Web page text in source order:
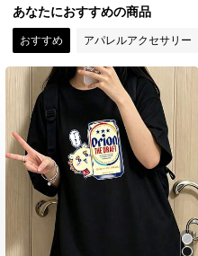
4.68
4.68 574 フォロワー
4.68 574 フォロワー
4.68 574 フォロワー
574 フォロワー
574 フォロワー
あなたにおすすめの商品
おすすめ アパレルアクセサリー